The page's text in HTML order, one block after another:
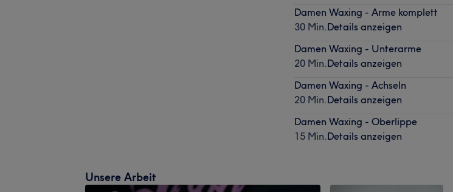
Damen Waxing - Arme komplett
30 Min.Details anzeigen
Damen Waxing - Unterarme
20 Min.Details anzeigen
Damen Waxing - Achseln
20 Min.Details anzeigen
Damen Waxing - Oberlippe
15 Min.Details anzeigen
Unsere Arbeit